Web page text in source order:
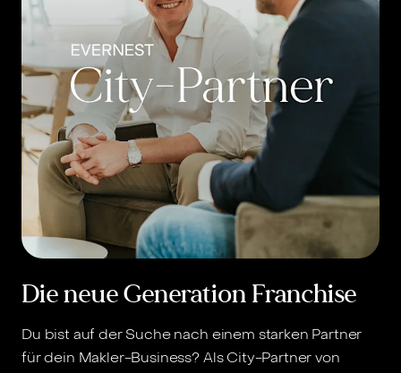
Die neue Generation Franchise
Du bist auf der Suche nach einem starken Partner
für dein Makler-Business? Als City-Partner von